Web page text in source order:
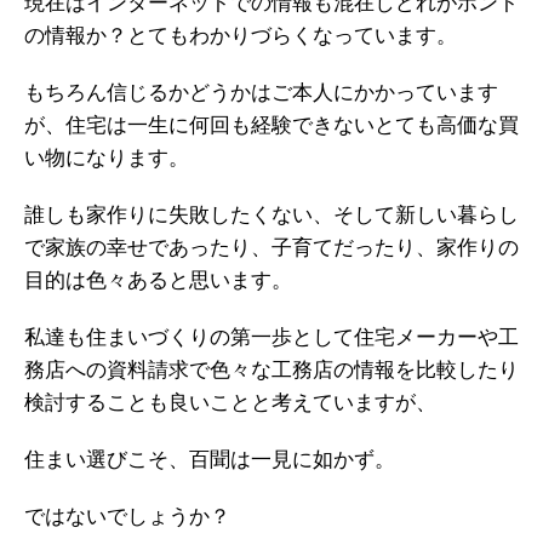
の情報か？とてもわかりづらくなっています。
もちろん信じるかどうかはご本人にかかっています
が、住宅は一生に何回も経験できないとても高価な買
い物になります。
誰しも家作りに失敗したくない、そして新しい暮らし
で家族の幸せであったり、子育てだったり、家作りの
目的は色々あると思います。
私達も住まいづくりの第一歩として住宅メーカーや工
務店への資料請求で色々な工務店の情報を比較したり
検討することも良いことと考えていますが、
住まい選びこそ、百聞は一見に如かず。
ではないでしょうか？